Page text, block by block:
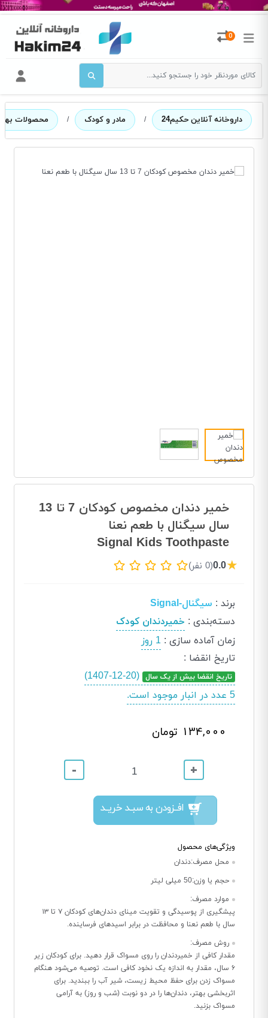
0
داروخانه آنلاین حکیم24 / مادر و کودک / محصولات
خمیر دندان مخصوص کودکان 7 تا 13
سال سیگنال با طعم نعنا
Signal Kids Toothpaste
★
0.0(0 نفر)
برند : سیگنال-Signal
دسته‌بندی : خمیردندان کودک
زمان آماده سازی :1 روز
تاریخ انقضا :
تاریخ انقضا بیش از یک سال (1407-12-20)
5 عدد در انبار موجود است.
134,000 تومان
+
-
افــزودن به سبــد خریــد
ویژگی‌های محصول
محل مصرف:دندان
حجم یا وزن:50 میلی لیتر
موارد مصرف:
پیشگیری از پوسیدگی و تقویت مینای دندان‌های کودکان ۷ تا ۱۳
سال با طعم نعنا و محافظت در برابر اسیدهای فرساینده.
روش مصرف:
مقدار کافی از خمیردندان را روی مسواک قرار دهید. برای کودکان زیر
۶ سال، مقدار به اندازه یک نخود کافی است. توصیه می‌شود هنگام
مسواک زدن برای حفظ محیط زیست، شیر آب را ببندید. برای
اثربخشی بهتر، دندان‌ها را در دو نوبت (شب و روز) به آرامی
مسواک بزنید.